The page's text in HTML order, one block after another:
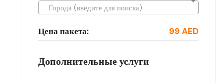
Города (введите для поиска)
Цена пакета: 99 AED
Дополнительные услуги